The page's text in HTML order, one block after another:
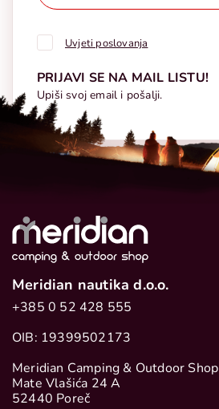
Uvjeti poslovanja
PRIJAVI SE NA MAIL LISTU!
Upiši svoj email i pošalji.
Meridian nautika d.o.o.
+385 0 52 428 555
OIB: 19399502173
Meridian Camping & Outdoor Shop
Mate Vlašića 24 A
52440 Poreč